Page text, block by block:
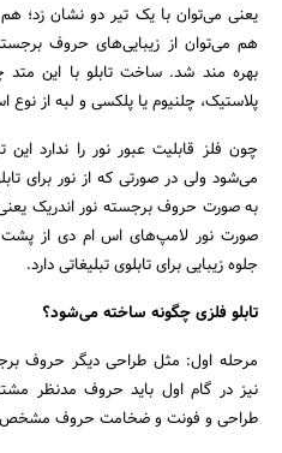
یعنی می‌توان با یک تیر دو نشان زد؛
هم می‌توان از زیبایی‌های حروف
بهره مند شد. ساخت تابلو با این
پلاستیک، چلنیوم یا پلکسی و لبه از نوع
چون فلز قابلیت عبور نور را ندارد
می‌شود ولی در صورتی که از نور برای
به صورت حروف برجسته نور اندریک
صورت نور لامپ‌های اس ام دی از پشت
جلوه زیبایی برای تابلوی تبلیغاتی دارد.
تابلو فلزی چگونه ساخته می‌شود؟
مرحله اول: مثل طراحی دیگر حروف
نیز در گام اول باید حروف مدنظر
طراحی و فونت و ضخامت حروف